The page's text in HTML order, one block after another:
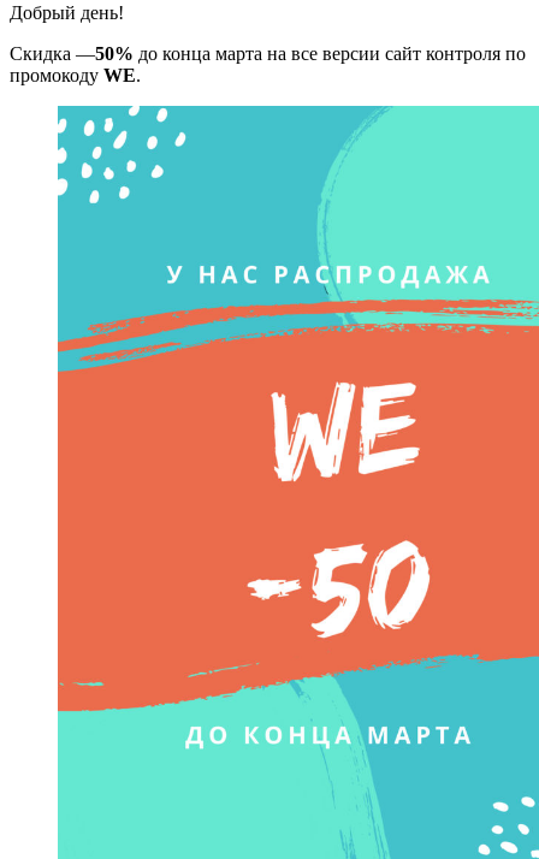
Добрый день!
Скидка —50% до конца марта на все версии сайт контроля по
промокоду WE.